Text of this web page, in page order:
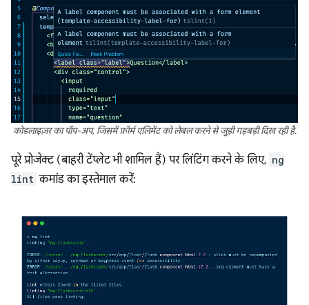
कोडलाइज़र का पॉप-अप, जिसमें फ़ॉर्म एलिमेंट को लेबल करने से जुड़ी गड़बड़ी दिख रही है.
पूरे प्रोजेक्ट (बाहरी टेंप्लेट भी शामिल हैं) पर लिंटिंग करने के लिए, ng
lint कमांड का इस्तेमाल करें: